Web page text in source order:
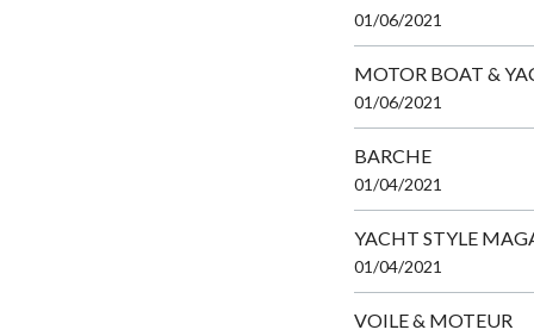
01/06/2021
MOTOR BOAT &
01/06/2021
BARCHE
01/04/2021
YACHT STYLE
01/04/2021
VOILE & MOTEUR